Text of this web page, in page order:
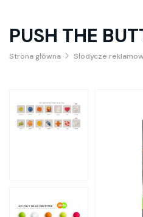
PUSH THE
Strona główna Słodycze